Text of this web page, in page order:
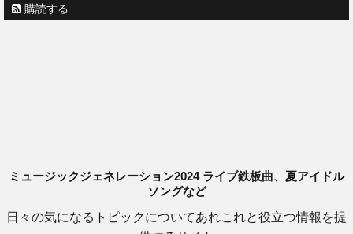
購読する
ミュージックジェネレーション2024 ライブ鉄板曲、夏アイドル
ソングなど
日々の気になるトピックについてあれこれと役立つ情報を提